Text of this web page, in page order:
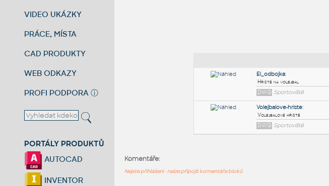
VIDEO UKÁZKY
PRÁCE, MÍSTA
CAD PRODUKTY
WEB ODKAZY
PROFI PODPORA ⓘ
PORTÁLY PRODUKTŮ
AUTOCAD
INVENTOR
Komentáře:
Nejste přihlášeni - nelze připojit komentáře bloků